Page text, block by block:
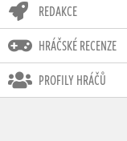
REDAKCE
HRÁČSKÉ RECENZE
PROFILY HRÁČŮ